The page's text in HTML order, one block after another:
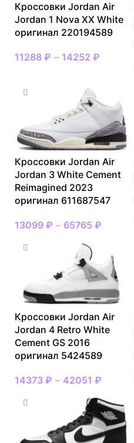
Кроссовки Jordan Air
Jordan 1 Nova XX White
оригинал 220194589
11288 ₽ – 14252 ₽
Кроссовки Jordan Air
Jordan 3 White Cement
Reimagined 2023
оригинал 611687547
13099 ₽ – 65765 ₽
Кроссовки Jordan Air
Jordan 4 Retro White
Cement GS 2016
оригинал 5424589
14373 ₽ – 42051 ₽